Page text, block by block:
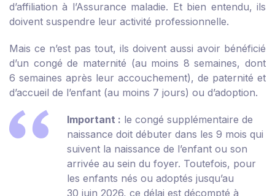
d’affiliation à l’Assurance maladie. Et bien entendu, ils
doivent suspendre leur activité professionnelle.
Mais ce n’est pas tout, ils doivent aussi avoir bénéficié
d’un congé de maternité (au moins 8 semaines, dont
6 semaines après leur accouchement), de paternité et
d’accueil de l’enfant (au moins 7 jours) ou d’adoption.
Important : le congé supplémentaire de
naissance doit débuter dans les 9 mois qui
suivent la naissance de l’enfant ou son
arrivée au sein du foyer. Toutefois, pour
les enfants nés ou adoptés jusqu’au
30 juin 2026, ce délai est décompté à